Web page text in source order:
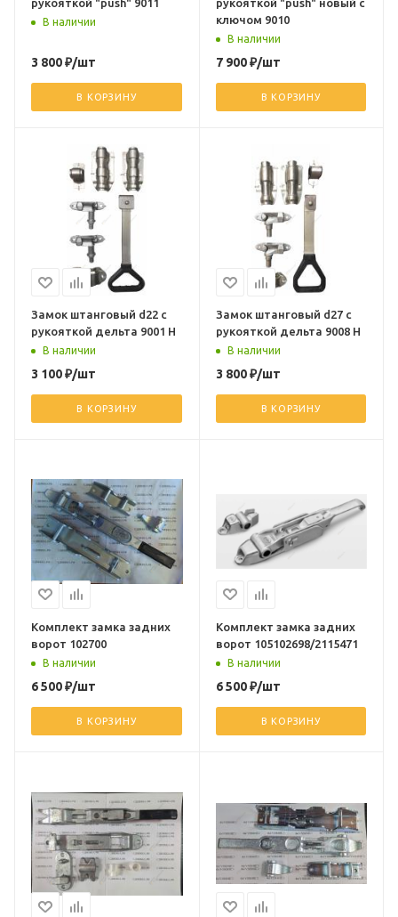
В наличии
3 800₽/шт
В КОРЗИНУ
ключом 9010
В наличии
7 900₽/шт
В КОРЗИНУ
Замок штанговый d22 с
рукояткой дельта 9001 Н
В наличии
3 100₽/шт
В КОРЗИНУ
Замок штанговый d27 с
рукояткой дельта 9008 Н
В наличии
3 800₽/шт
В КОРЗИНУ
Комплект замка задних
ворот 102700
В наличии
6 500₽/шт
В КОРЗИНУ
Комплект замка задних
ворот 105102698/2115471
В наличии
6 500₽/шт
В КОРЗИНУ